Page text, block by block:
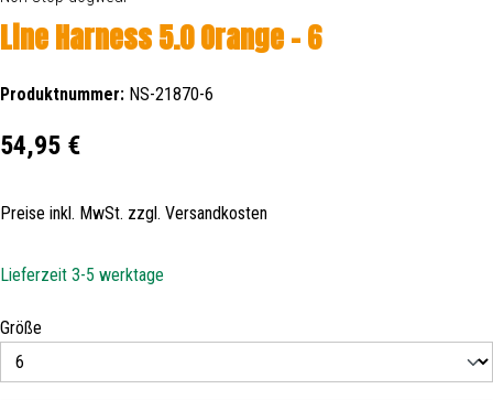
Line Harness 5.0 Orange - 6
Produktnummer: NS-21870-6
Regulärer Preis:
54,95 €
Preise inkl. MwSt. zzgl. Versandkosten
Lieferzeit 3-5 werktage
Größe